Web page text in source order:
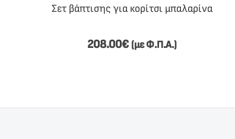
Σετ βάπτισης για κορίτσι μπαλαρίνα
208.00€ (με Φ.Π.Α.)